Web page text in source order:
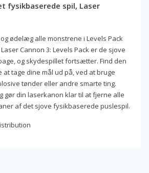
fysikbaserede spil, Laser
ødelæg alle monstrene i Levels Pack
Cannon 3: Levels Pack er de sjove
og skydespillet fortsætter. Find den
tage dine mål ud på, ved at bruge
tønder eller andre smarte ting.
gør din laserkanon klar til at fjerne alle
af det sjove fysikbaserede puslespil.